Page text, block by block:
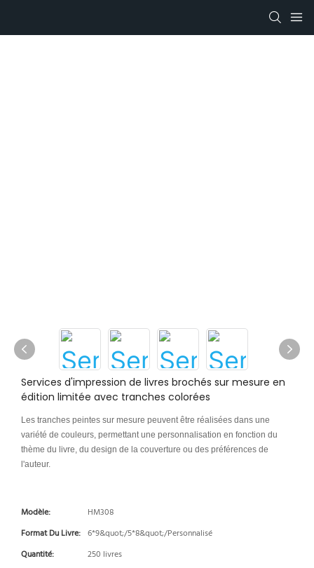
Services d'impression de livres brochés sur mesure en
édition limitée avec tranches colorées
Les tranches peintes sur mesure peuvent être réalisées dans une
variété de couleurs, permettant une personnalisation en fonction du
thème du livre, du design de la couverture ou des préférences de
l'auteur.
Modèle:
HM308
Format Du Livre: 6*9&quot;/5*8&quot;/Personnalisé
Quantité:
250 livres